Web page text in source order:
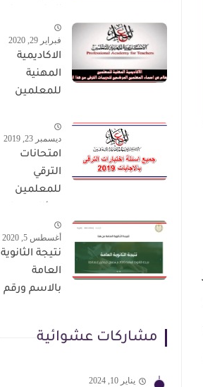
موقع وزارة
التربية
والتعليم
وموقع LMS
فبراير 29, 2020
الاكاديمية
المهنية
للمعلمين
عن اسماء
المعلمين
لتدريبات
ديسمبر 23, 2019
امتحانات
الترقي
للمعلمين
حمل من هنا
أغسطس 5, 2020
نتيجة الثانوية
العامة
بالاسم ورقم
مشاركات عشوائية
يناير 10, 2024